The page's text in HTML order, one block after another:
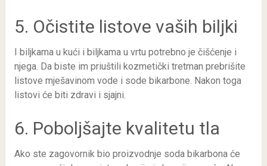
5. Očistite listove vaših biljki
I biljkama u kući i biljkama u vrtu potrebno je čišćenje i
njega. Da biste im priuštili kozmetički tretman prebrišite
listove mješavinom vode i sode bikarbone. Nakon toga
listovi će biti zdravi i sjajni.
6. Poboljšajte kvalitetu tla
Ako ste zagovornik bio proizvodnje soda bikarbona će